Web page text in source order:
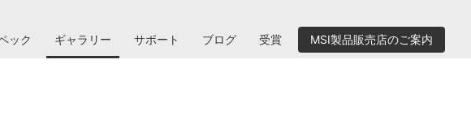
ック ギャラリー サポート ブログ 受賞 MSI製品販売店のご案内